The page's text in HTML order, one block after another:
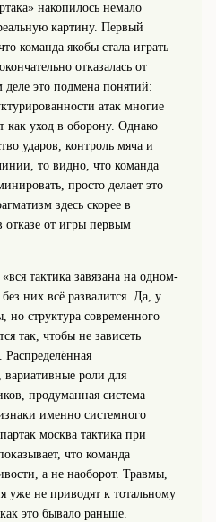
накопилось немало
картину. Первый
команда якобы стала играть
отказалась от
это подмена понятий:
атак многие
уход в оборону. Однако
ударов, контроль мяча и
то видно, что команда
просто делает это
здесь скорее в
от игры первым
тактика завязана на одном-
них всё развалится. Да, у
но структура современного
так, чтобы не зависеть
вариативные роли для
продуманная система
именно системного
москва тактика при
что команда
а не наоборот. Травмы,
уже не приводят к тотальному
это бывало раньше.